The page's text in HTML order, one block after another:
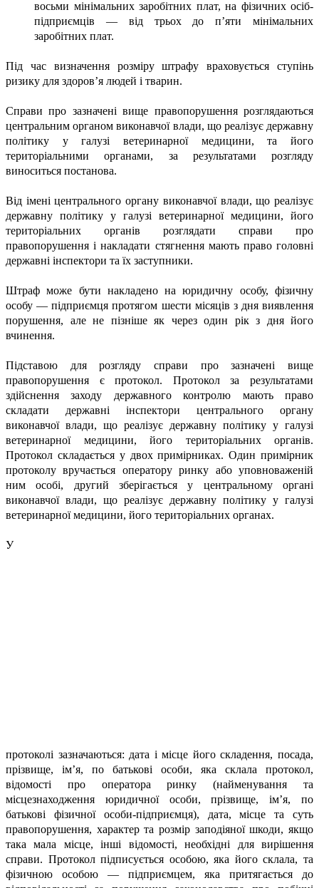
восьми мінімальних заробітних плат, на фізичних осіб-
підприємців — від трьох до п’яти мінімальних
заробітних плат.
Під час визначення розміру штрафу враховується ступінь
ризику для здоров’я людей і тварин.
Справи про зазначені вище правопорушення розглядаються
центральним органом виконавчої влади, що реалізує державну
політику у галузі ветеринарної медицини, та його
територіальними органами, за результатами розгляду
виноситься постанова.
Від імені центрального органу виконавчої влади, що реалізує
державну політику у галузі ветеринарної медицини, його
територіальних органів розглядати справи про
правопорушення і накладати стягнення мають право головні
державні інспектори та їх заступники.
Штраф може бути накладено на юридичну особу, фізичну
особу — підприємця протягом шести місяців з дня виявлення
порушення, але не пізніше як через один рік з дня його
вчинення.
Підставою для розгляду справи про зазначені вище
правопорушення є протокол. Протокол за результатами
здійснення заходу державного контролю мають право
складати державні інспектори центрального органу
виконавчої влади, що реалізує державну політику у галузі
ветеринарної медицини, його територіальних органів.
Протокол складається у двох примірниках. Один примірник
протоколу вручається оператору ринку або уповноваженій
ним особі, другий зберігається у центральному органі
виконавчої влади, що реалізує державну політику у галузі
ветеринарної медицини, його територіальних органах.
У
протоколі зазначаються: дата і місце його складення, посада,
прізвище, ім’я, по батькові особи, яка склала протокол,
відомості про оператора ринку (найменування та
місцезнаходження юридичної особи, прізвище, ім’я, по
батькові фізичної особи-підприємця), дата, місце та суть
правопорушення, характер та розмір заподіяної шкоди, якщо
така мала місце, інші відомості, необхідні для вирішення
справи. Протокол підписується особою, яка його склала, та
фізичною особою — підприємцем, яка притягається до